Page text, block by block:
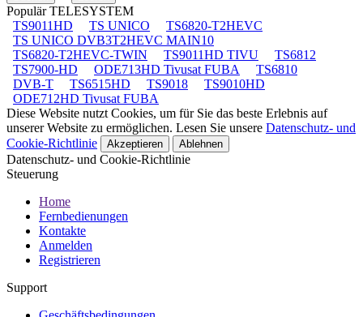
Populär TELESYSTEM
TS9011HD
TS UNICO
TS6820-T2HEVC
TS UNICO DVB3T2HEVC MAIN10
TS6820-T2HEVC-TWIN
TS9011HD TIVU
TS6812
TS7900-HD
ODE713HD Tivusat FUBA
TS6810
DVB-T
TS6515HD TS9018
TS9010HD
ODE712HD Tivusat FUBA
Diese Website nutzt Cookies, um für Sie das beste Erlebnis auf
unserer Website zu ermöglichen. Lesen Sie unsere Datenschutz- und
Cookie-Richtlinie
Akzeptieren Ablehnen
Datenschutz- und Cookie-Richtlinie
Steuerung
Home
Fernbedienungen
Kontakte
Anmelden
Registrieren
Support